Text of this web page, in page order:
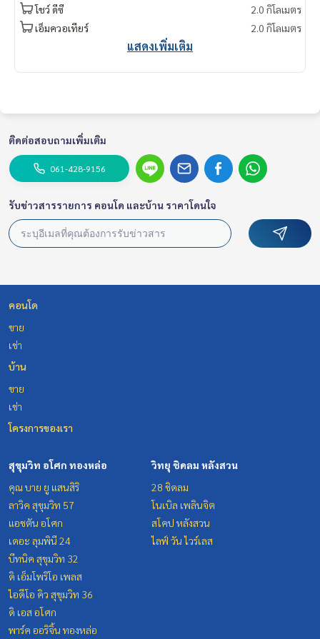
ให้เช่า คอนโด Chewathai Residence Thonglor ใกล้ BTS ทองหล่
อ เฟอร์ครบ พร้อมเข้าอยู่
1 卧室，1 浴室 , 30 平方米
Contact
Khun Chanya: Tel. 061-428-9156
+66 61 428 9156
Line ID: @mcre
My Celebrity Co., Ltd. Real Estate Agency, Service You Can T
rust.
ntalproperty #rental #Luxurycondoforrent #CondonearBT
โชว์ ดีซี
2.0 กิโลเมตร
เอ็มควอเทียร์
2.0 กิโลเมตร
แสดงเพิ่มเติม
ติดต่อสอบถามเพิ่มเติม
061-428-9156
รับข่าวสารรายการ คอนโด และบ้าน ราคาโดนใจ
คอนโด
ขาย
เช่า
บ้าน
ขาย
เช่า
โครงการของเรา
สุขุมวิท อโศก ทองหล่อ
คุณ บาย ยู แสนสิริ
ลาวิค สุขุมวิท 57
แอชตัน อโศก
เดอะ ลุมพินี 24
บีทนิค สุขุมวิท 32
ดิ เอ็มโพริโอ เพลส
ไอดีโอ คิว สุขุมวิท 36
ดิ เอส อโศก
พาร์ค ออริจิ้น ทองหล่อ
วิทยุ ชิดลม หลังสวน
28 ชิดลม
โนเบิล เพลินจิต
สโคป หลังสวน
ไลฟ์ วัน ไวร์เลส